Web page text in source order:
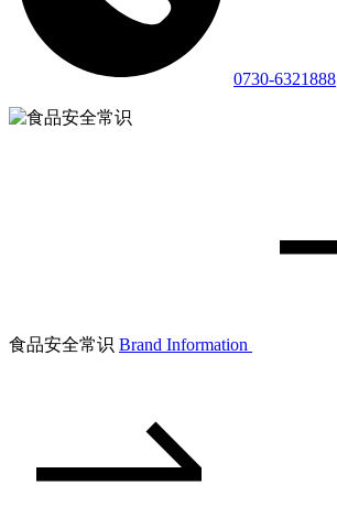
0730-6321888
食品安全常识 Brand Information